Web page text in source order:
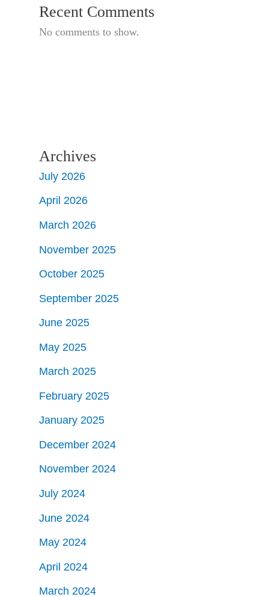
Recent Comments
No comments to show.
Archives
July 2026
April 2026
March 2026
November 2025
October 2025
September 2025
June 2025
May 2025
March 2025
February 2025
January 2025
December 2024
November 2024
July 2024
June 2024
May 2024
April 2024
March 2024